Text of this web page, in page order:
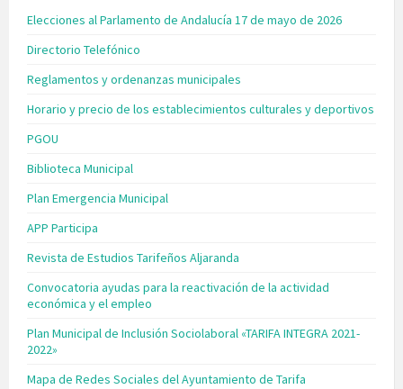
Elecciones al Parlamento de Andalucía 17 de mayo de 2026
Directorio Telefónico
Reglamentos y ordenanzas municipales
Horario y precio de los establecimientos culturales y deportivos
PGOU
Biblioteca Municipal
Plan Emergencia Municipal
APP Participa
Revista de Estudios Tarifeños Aljaranda
Convocatoria ayudas para la reactivación de la actividad
económica y el empleo
Plan Municipal de Inclusión Sociolaboral «TARIFA INTEGRA 2021-
2022»
Mapa de Redes Sociales del Ayuntamiento de Tarifa